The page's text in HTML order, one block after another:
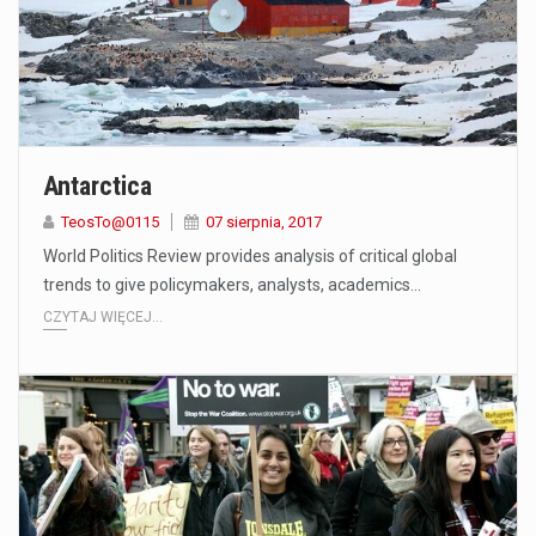
Antarctica
TeosTo@0115 07 sierpnia, 2017
World Politics Review provides analysis of critical global
trends to give policymakers, analysts, academics…
CZYTAJ WIĘCEJ...